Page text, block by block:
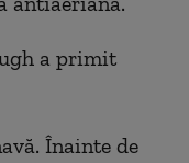
a primit
Înainte de